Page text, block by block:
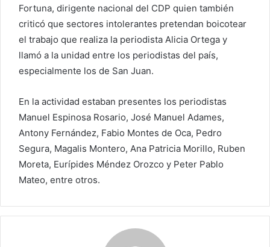
Fortuna, dirigente nacional del CDP quien también
criticó que sectores intolerantes pretendan boicotear
el trabajo que realiza la periodista Alicia Ortega y
llamó a la unidad entre los periodistas del país,
especialmente los de San Juan.
En la actividad estaban presentes los periodistas
Manuel Espinosa Rosario, José Manuel Adames,
Antony Fernández, Fabio Montes de Oca, Pedro
Segura, Magalis Montero, Ana Patricia Morillo, Ruben
Moreta, Eurípides Méndez Orozco y Peter Pablo
Mateo, entre otros.